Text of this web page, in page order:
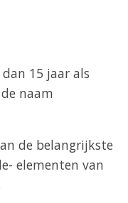
15 jaar als
naam
de belangrijkste
elementen van